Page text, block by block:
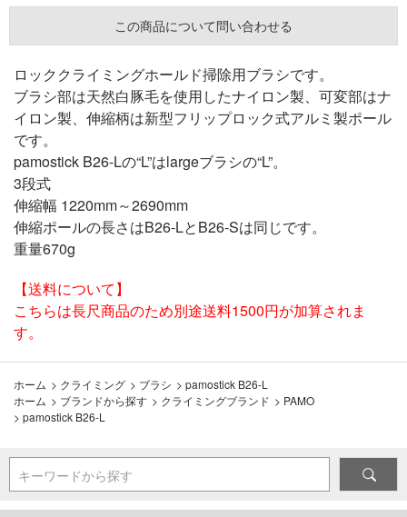
この商品について問い合わせる
ロッククライミングホールド掃除用ブラシです。
ブラシ部は天然白豚毛を使用したナイロン製、可変部はナ
イロン製、伸縮柄は新型フリップロック式アルミ製ポール
です。
pamostick B26-Lの“L”はlargeブラシの“L”。
3段式
伸縮幅 1220mm～2690mm
伸縮ポールの長さはB26-LとB26-Sは同じです。
重量670g
【送料について】
こちらは長尺商品のため別途送料1500円が加算されま
す。
ホーム > クライミング > ブラシ > pamostick B26-L
ホーム > ブランドから探す > クライミングブランド > PAMO
> pamostick B26-L
キーワードから探す